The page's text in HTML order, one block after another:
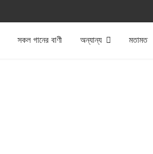
সকল গানের বাণী অন্যান্য মতামত